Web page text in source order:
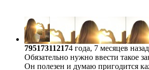
795173112174 года, 7 месяцев назад
Обязательно нужно ввести такое
Он полезен и думаю пригодится